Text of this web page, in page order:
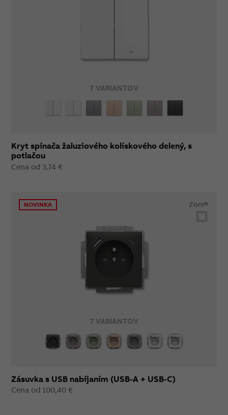
7 VARIANTOV
Kryt spínača žaluziového kolískového delený, s
potlačou
Cena od 3,74 €
7 VARIANTOV
NOVINKA Zoni®
Zásuvka s USB nabíjaním (USB-A + USB-C)
Cena od 100,40 €